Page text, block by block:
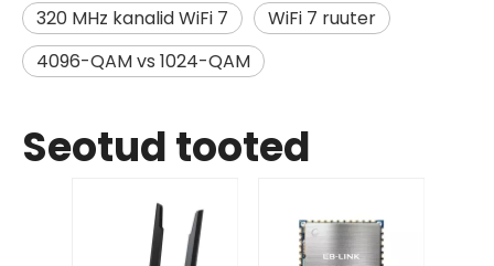
320 MHz kanalid WiFi 7
WiFi 7 ruuter
4096-QAM vs 1024-QAM
Seotud tooted